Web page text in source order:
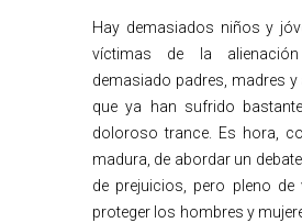
Hay demasiados niños y
víctimas de la
demasiado padres, madres
que ya han sufrido
doloroso trance. Es hora,
madura, de abordar un
de prejuicios, pero pleno de
proteger los hombres y